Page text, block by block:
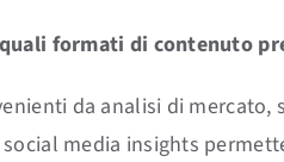
formati di contenuto
da analisi di mercato,
media insights